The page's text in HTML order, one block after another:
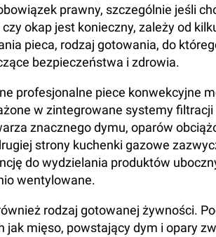
prawny, szczególnie jeśli
okap jest konieczny, zależy od
pieca, rodzaj gotowania, do
bezpieczeństwa i zdrowia.
profesjonalne piece konwekcyjne
w zintegrowane systemy filtracji
znacznego dymu, oparów
strony kuchenki gazowe
do wydzielania produktów
wentylowane.
rodzaj gotowanej żywności.
jak mięso, powstający dym i opary